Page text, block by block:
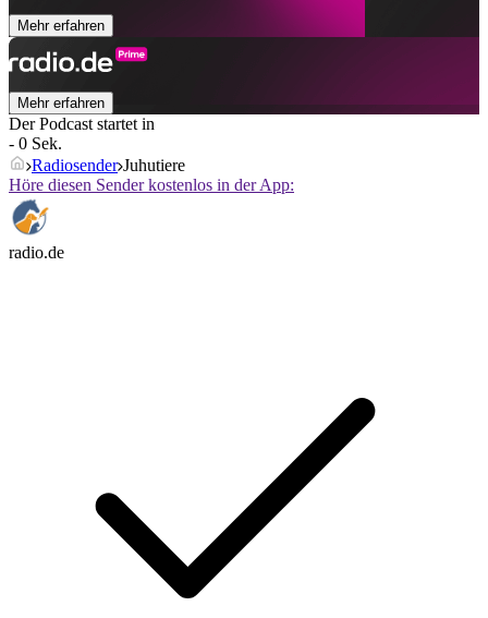
Mehr erfahren
Mehr erfahren
Der Podcast startet in
- 0 Sek.
Radiosender Juhutiere
Höre diesen Sender kostenlos in der App:
radio.de